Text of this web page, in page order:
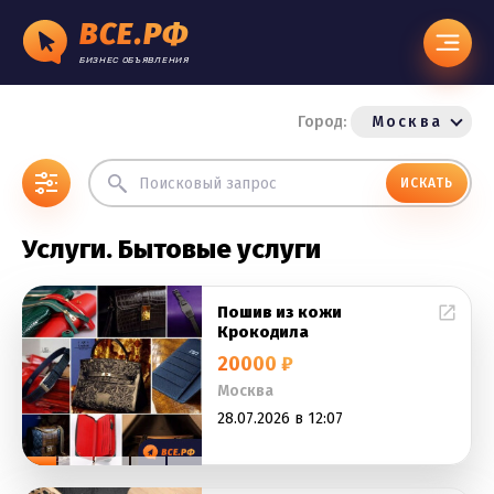
ВСЕ.РФ
БИЗНЕС ОБЪЯВЛЕНИЯ
Город: Москва
ИСКАТЬ
Услуги. Бытовые услуги
Пошив из кожи
Крокодила
20000 ₽
Москва
28.07.2026 в 12:07